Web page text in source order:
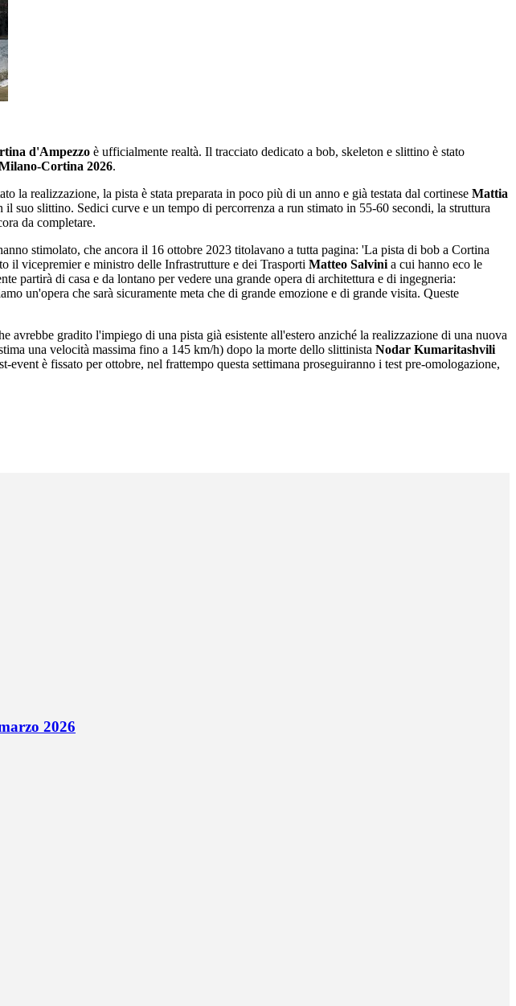
d'Ampezzo è ufficialmente realtà. Il tracciato dedicato a bob, skeleton e slittino è stato
Cortina 2026.
la realizzazione, la pista è stata preparata in poco più di un anno e già testata dal cortinese Mattia
suo slittino. Sedici curve e un tempo di percorrenza a run stimato in 55-60 secondi, la struttura
da completare.
stimolato, che ancora il 16 ottobre 2023 titolavano a tutta pagina: 'La pista di bob a Cortina
il vicepremier e ministro delle Infrastrutture e dei Trasporti Matteo Salvini a cui hanno eco le
partirà di casa e da lontano per vedere una grande opera di architettura e di ingegneria:
un'opera che sarà sicuramente meta che di grande emozione e di grande visita. Queste
gradito l'impiego di una pista già esistente all'estero anziché la realizzazione di una nuova
una velocità massima fino a 145 km/h) dopo la morte dello slittinista Nodar Kumaritashvili
event è fissato per ottobre, nel frattempo questa settimana proseguiranno i test pre-omologazione,
2026